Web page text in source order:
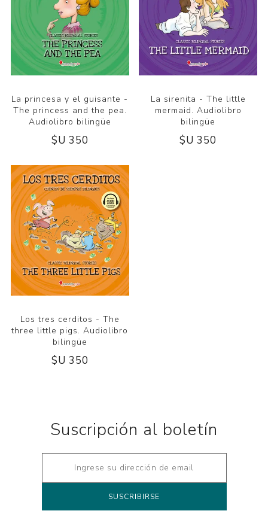
La princesa y el guisante -
The princess and the pea.
Audiolibro bilingüe
$U 350
La sirenita - The little
mermaid. Audiolibro
bilingüe
$U 350
Los tres cerditos - The
three little pigs. Audiolibro
bilingüe
$U 350
Suscripción al boletín